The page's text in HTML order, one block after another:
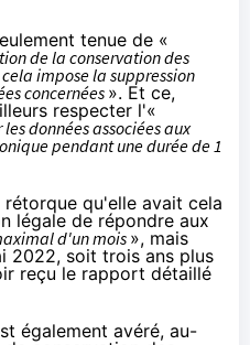
tenue de «
de la conservation des
impose la suppression
concernées ». Et ce,
respecter l'«
données associées aux
pendant une durée de 1
qu'elle avait cela
légale de répondre aux
d'un mois», mais
2022, soit trois ans plus
reçu le rapport détaillé
également avéré, au-